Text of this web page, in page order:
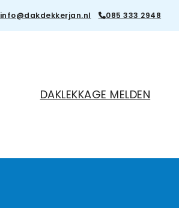
info@dakdekkerjan.nl 085 333 2948
DAKLEKKAGE MELDEN